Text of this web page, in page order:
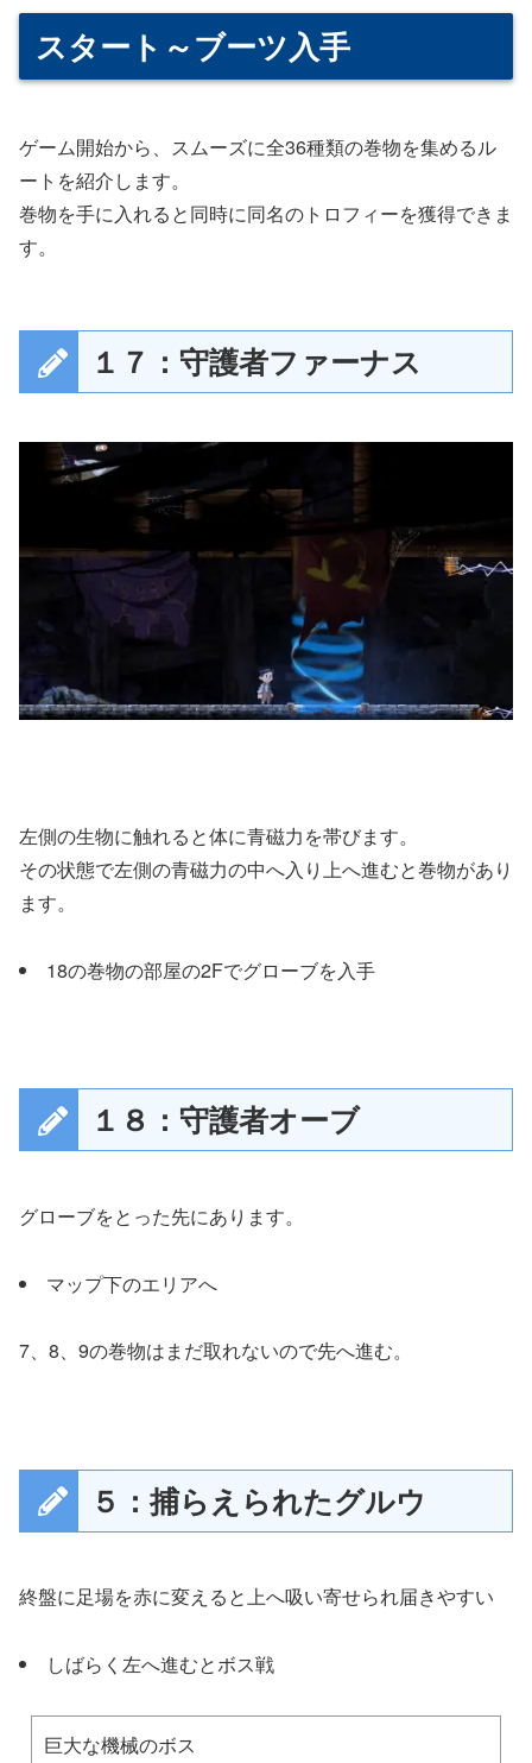
スタート～ブーツ入手
ゲーム開始から、スムーズに全36種類の巻物を集めるル
ートを紹介します。
巻物を手に入れると同時に同名のトロフィーを獲得できま
す。
１７：守護者ファーナス
左側の生物に触れると体に青磁力を帯びます。
その状態で左側の青磁力の中へ入り上へ進むと巻物があり
ます。
18の巻物の部屋の2Fでグローブを入手
１８：守護者オーブ
グローブをとった先にあります。
マップ下のエリアへ
7、8、9の巻物はまだ取れないので先へ進む。
５：捕らえられたグルウ
終盤に足場を赤に変えると上へ吸い寄せられ届きやすい
しばらく左へ進むとボス戦
巨大な機械のボス